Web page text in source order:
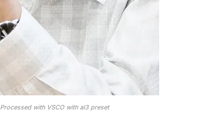
Processed with VSCO with al3 preset